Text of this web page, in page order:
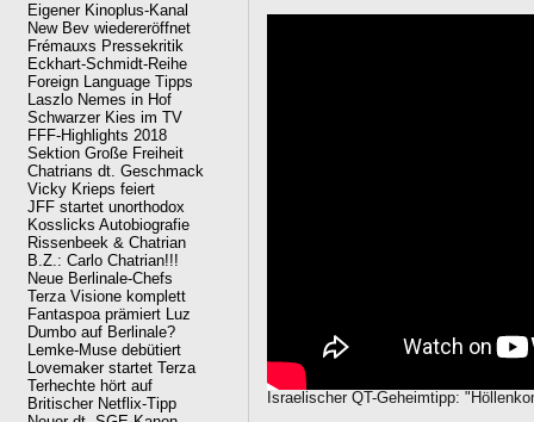
Eigener Kinoplus-Kanal
New Bev wiedereröffnet
Frémauxs Pressekritik
Eckhart-Schmidt-Reihe
Foreign Language Tipps
Laszlo Nemes in Hof
Schwarzer Kies im TV
FFF-Highlights 2018
Sektion Große Freiheit
Chatrians dt. Geschmack
Vicky Krieps feiert
JFF startet unorthodox
Kosslicks Autobiografie
Rissenbeek & Chatrian
B.Z.: Carlo Chatrian!!!
Neue Berlinale-Chefs
Terza Visione komplett
Fantaspoa prämiert Luz
Dumbo auf Berlinale?
Lemke-Muse debütiert
Lovemaker startet Terza
Terhechte hört auf
Britischer Netflix-Tipp
Israelischer QT-Geheimtipp: